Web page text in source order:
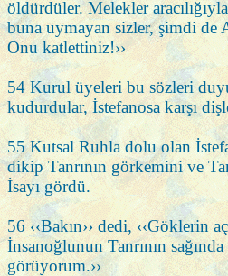
öldürdüler. Melekler
buna uymayan sizler, şimdi de
Onu katlettiniz!››
54 Kurul üyeleri bu sözleri
kudurdular, İstefanosa karşı
55 Kutsal Ruhla dolu olan
dikip Tanrının görkemini ve
İsayı gördü.
56 ‹‹Bakın›› dedi, ‹‹Göklerin
İnsanoğlunun Tanrının
görüyorum.››